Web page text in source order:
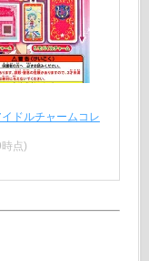
ドルチャームコレ
点)